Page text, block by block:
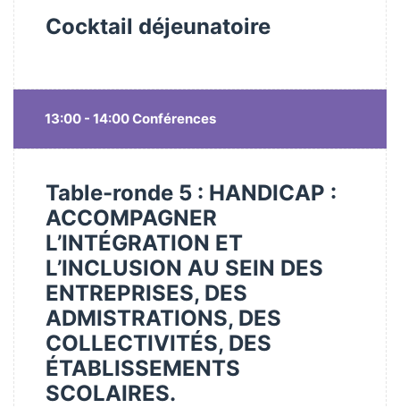
Cocktail déjeunatoire
13:00 - 14:00 Conférences
Table-ronde 5 : HANDICAP :
ACCOMPAGNER
L’INTÉGRATION ET
L’INCLUSION AU SEIN DES
ENTREPRISES, DES
ADMISTRATIONS, DES
COLLECTIVITÉS, DES
ÉTABLISSEMENTS
SCOLAIRES.